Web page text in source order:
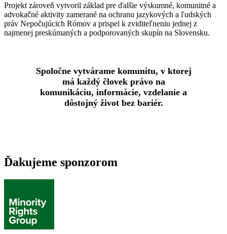
Projekt zároveň vytvoril základ pre ďalšie výskumné, komunitné a
advokačné aktivity zamerané na ochranu jazykových a ľudských
práv Nepočujúcich Rómov a prispel k zviditeľneniu jednej z
najmenej preskúmaných a podporovaných skupín na Slovensku.
Spoločne vytvárame komunitu, v ktorej
má každý človek právo na
komunikáciu, informácie, vzdelanie a
dôstojný život bez bariér.
Ďakujeme sponzorom